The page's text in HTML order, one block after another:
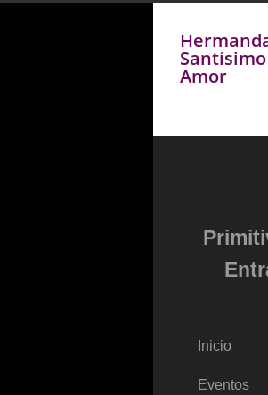
Amor
Inicio
Eventos